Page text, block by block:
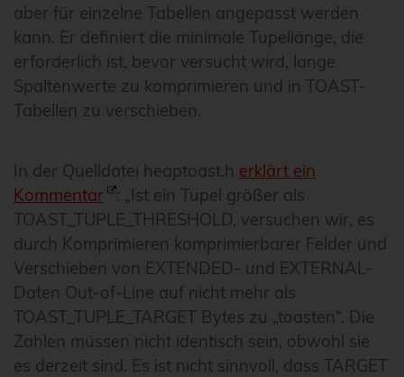
aber für einzelne Tabellen angepasst werden
kann. Er definiert die minimale Tupellänge, die
erforderlich ist, bevor versucht wird, lange
Spaltenwerte zu komprimieren und in TOAST-
Tabellen zu verschieben.
In der Quelldatei heaptoast.h erklärt ein
Kommentar
: „Ist ein Tupel größer als
TOAST_TUPLE_THRESHOLD, versuchen wir, es
durch Komprimieren komprimierbarer Felder und
Verschieben von EXTENDED- und EXTERNAL-
Daten Out-of-Line auf nicht mehr als
TOAST_TUPLE_TARGET Bytes zu „toasten“. Die
Zahlen müssen nicht identisch sein, obwohl sie
es derzeit sind. Es ist nicht sinnvoll, dass TARGET